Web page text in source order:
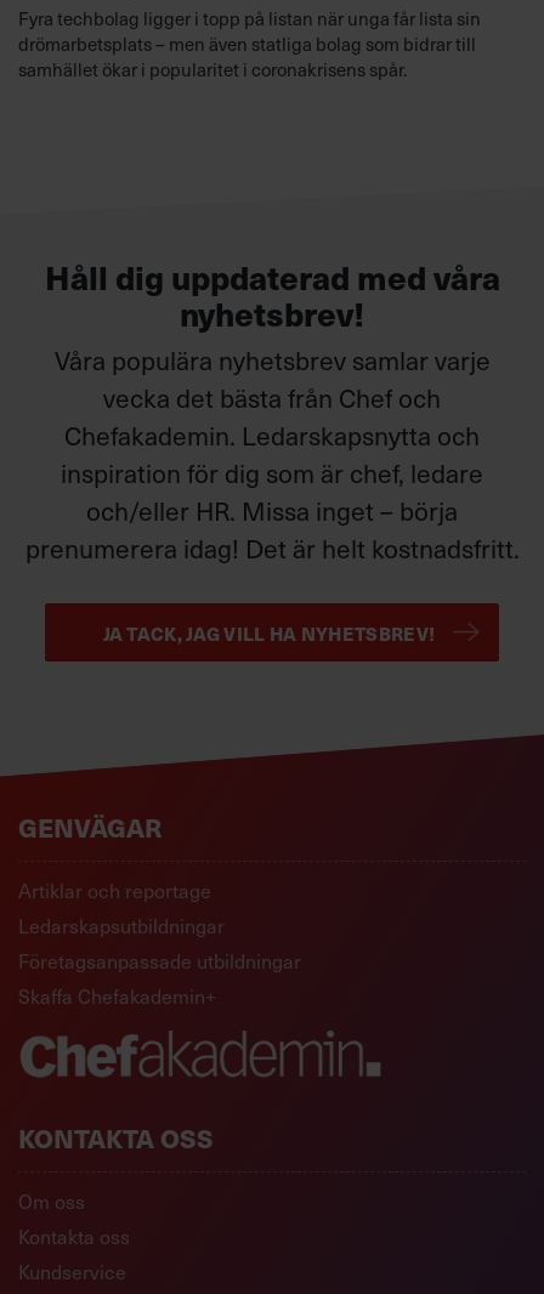
Fyra techbolag ligger i topp på listan när unga får lista sin
drömarbetsplats – men även statliga bolag som bidrar till
samhället ökar i popularitet i coronakrisens spår.
Håll dig uppdaterad med våra
nyhetsbrev!
Våra populära nyhetsbrev samlar varje
vecka det bästa från Chef och
Chefakademin. Ledarskapsnytta och
inspiration för dig som är chef, ledare
och/eller HR. Missa inget – börja
prenumerera idag! Det är helt kostnadsfritt.
JA TACK, JAG VILL HA NYHETSBREV!
GENVÄGAR
Artiklar och reportage
Ledarskapsutbildningar
Företagsanpassade utbildningar
Skaffa Chefakademin+
KONTAKTA OSS
Om oss
Kontakta oss
Kundservice